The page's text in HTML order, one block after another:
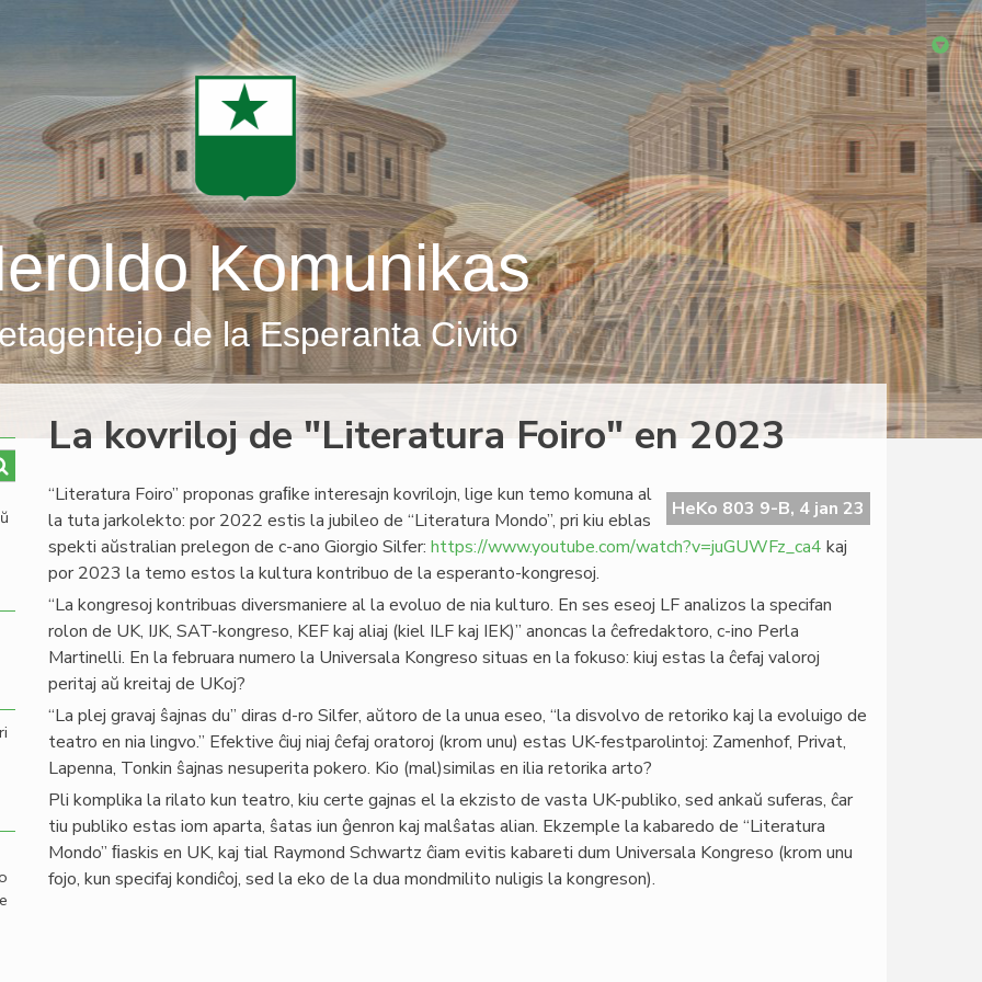
Komunikas
de la Esperanta Civito
La kovriloj de "Literatura Foiro" en 2023
HeKo 803 9-B, 4 jan 23
“Literatura Foiro” proponas graﬁke interesajn kovrilojn, lige kun temo komuna al
la tuta jarkolekto: por 2022 estis la jubileo de “Literatura Mondo”, pri kiu eblas
spekti aŭstralian prelegon de c-ano Giorgio Silfer: https://www.youtube.com/watch?v=juGUWFz_ca4 kaj
por 2023 la temo estos la kultura kontribuo de la esperanto-kongresoj.
“La kongresoj kontribuas diversmaniere al la evoluo de nia kulturo. En ses eseoj LF analizos la specifan
rolon de UK, IJK, SAT-kongreso, KEF kaj aliaj (kiel ILF kaj IEK)” anoncas la ĉefredaktoro, c-ino Perla
Martinelli. En la februara numero la Universala Kongreso situas en la fokuso: kiuj estas la ĉefaj valoroj
peritaj aŭ kreitaj de UKoj?
“La plej gravaj ŝajnas du” diras d-ro Silfer, aŭtoro de la unua eseo, “la disvolvo de retoriko kaj la evoluigo de
teatro en nia lingvo.” Efektive ĉiuj niaj ĉefaj oratoroj (krom unu) estas UK-festparolintoj: Zamenhof, Privat,
Lapenna, Tonkin ŝajnas nesuperita pokero. Kio (mal)similas en ilia retorika arto?
Pli komplika la rilato kun teatro, kiu certe gajnas el la ekzisto de vasta UK-publiko, sed ankaŭ suferas, ĉar
tiu publiko estas iom aparta, ŝatas iun ĝenron kaj malŝatas alian. Ekzemple la kabaredo de “Literatura
Mondo” ﬁaskis en UK, kaj tial Raymond Schwartz ĉiam evitis kabareti dum Universala Kongreso (krom unu
fojo, kun specifaj kondiĉoj, sed la eko de la dua mondmilito nuligis la kongreson).